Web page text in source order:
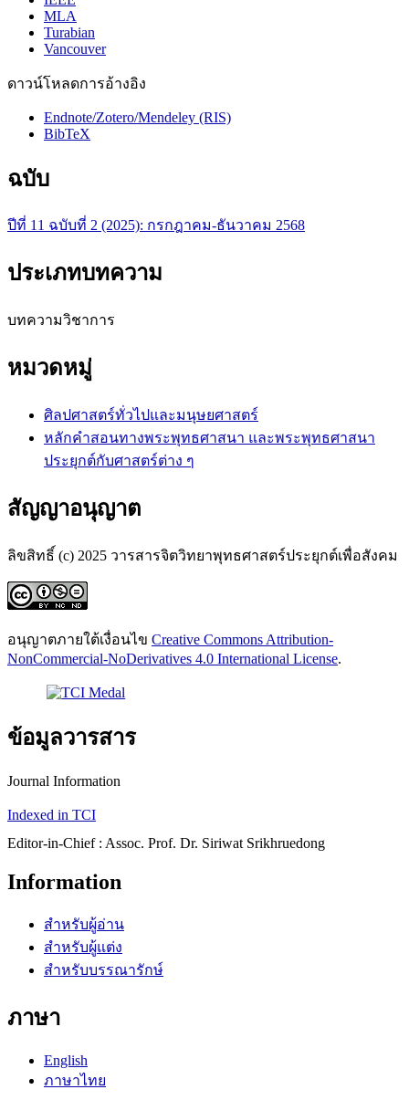
MLA
Turabian
Vancouver
ดาวน์โหลดการอ้างอิง
Endnote/Zotero/Mendeley (RIS)
BibTeX
ฉบับ
ปีที่ 11 ฉบับที่ 2 (2025): กรกฎาคม-ธันวาคม 2568
ประเภทบทความ
บทความวิชาการ
หมวดหมู่
ศิลปศาสตร์ทั่วไปและมนุษยศาสตร์
หลักคำสอนทางพระพุทธศาสนา และพระพุทธศาสนา
ประยุกต์กับศาสตร์ต่าง ๆ
สัญญาอนุญาต
ลิขสิทธิ์ (c) 2025 วารสารจิตวิทยาพุทธศาสตร์ประยุกต์เพื่อสังคม
อนุญาตภายใต้เงื่อนไข Creative Commons Attribution-
NonCommercial-NoDerivatives 4.0 International License.
ข้อมูลวารสาร
Journal Information
Indexed in TCI
Editor-in-Chief : Assoc. Prof. Dr. Siriwat Srikhruedong
Information
สำหรับผู้อ่าน
สำหรับผู้แต่ง
สำหรับบรรณารักษ์
ภาษา
English
ภาษาไทย